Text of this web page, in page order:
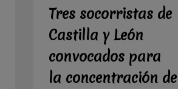
Tres socorristas de
Castilla y León
convocados para
la concentración de